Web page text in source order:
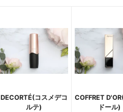
DECORTÉ(コスメデコ
ルテ)
COFFRET
ドール)